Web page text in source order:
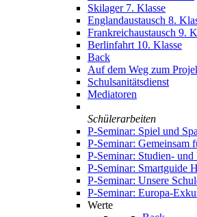
Skilager 7. Klasse
Englandaustausch 8.
Frankreichaustausch 9.
Berlinfahrt 10. Klasse
Back
Auf dem Weg zum
Schulsanitätsdienst
Mediatoren
Schülerarbeiten
P-Seminar: Spiel und
P-Seminar: Gemeinsam
P-Seminar: Studien-
P-Seminar: Smartguide
P-Seminar: Unsere
P-Seminar: Europa-
Werte